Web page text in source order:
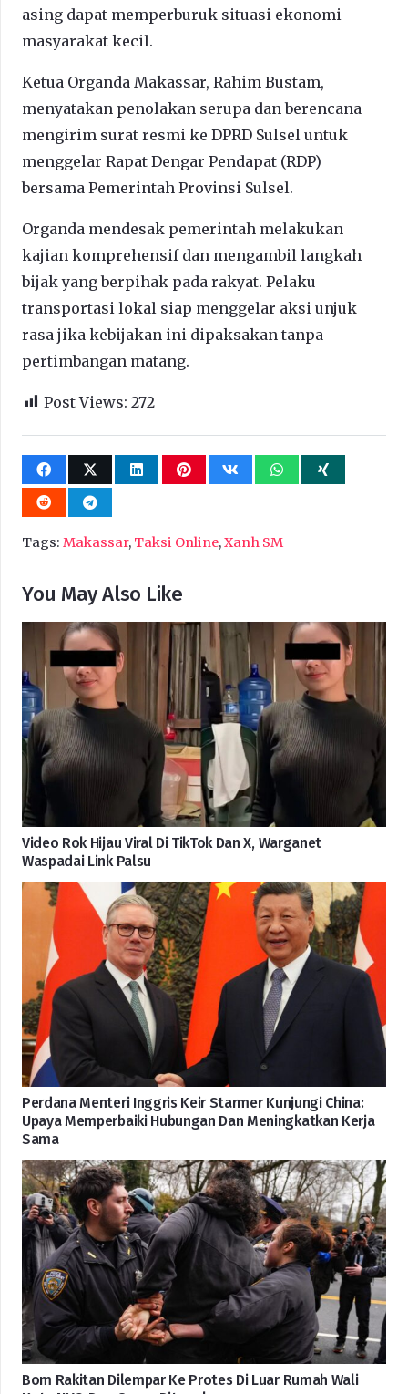
asing dapat memperburuk situasi ekonomi
masyarakat kecil.
Ketua Organda Makassar, Rahim Bustam,
menyatakan penolakan serupa dan berencana
mengirim surat resmi ke DPRD Sulsel untuk
menggelar Rapat Dengar Pendapat (RDP)
bersama Pemerintah Provinsi Sulsel.
Organda mendesak pemerintah melakukan
kajian komprehensif dan mengambil langkah
bijak yang berpihak pada rakyat. Pelaku
transportasi lokal siap menggelar aksi unjuk
rasa jika kebijakan ini dipaksakan tanpa
pertimbangan matang.
Post Views: 272
Tags: Makassar, Taksi Online,Xanh SM
You May Also Like
Video Rok Hijau Viral Di TikTok Dan X, Warganet
Waspadai Link Palsu
Perdana Menteri Inggris Keir Starmer Kunjungi China:
Upaya Memperbaiki Hubungan Dan Meningkatkan Kerja
Sama
Bom Rakitan Dilempar Ke Protes Di Luar Rumah Wali